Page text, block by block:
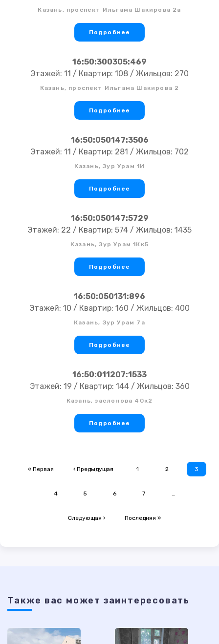
Казань, проспект Ильгама Шакирова 2а
Подробнее
16:50:300305:469
Этажей: 11 / Квартир: 108 / Жильцов: 270
Казань, проспект Ильгама Шакирова 2
Подробнее
16:50:050147:3506
Этажей: 11 / Квартир: 281 / Жильцов: 702
Казань, Зур Урам 1И
Подробнее
16:50:050147:5729
Этажей: 22 / Квартир: 574 / Жильцов: 1435
Казань, Зур Урам 1Кк5
Подробнее
16:50:050131:896
Этажей: 10 / Квартир: 160 / Жильцов: 400
Казань, Зур Урам 7а
Подробнее
16:50:011207:1533
Этажей: 19 / Квартир: 144 / Жильцов: 360
Казань, заслонова 40к2
Подробнее
« Первая ‹ Предыдущая 1 2 3
4 5 6 7 …
Следующая › Последняя »
Также ваc может заинтересовать